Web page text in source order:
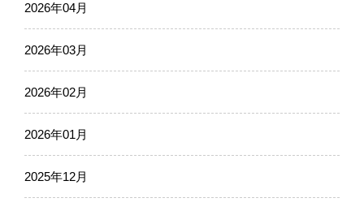
2026年04月
2026年03月
2026年02月
2026年01月
2025年12月